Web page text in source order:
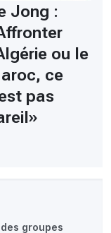
groupes
Jong :
ou le
ce
pas